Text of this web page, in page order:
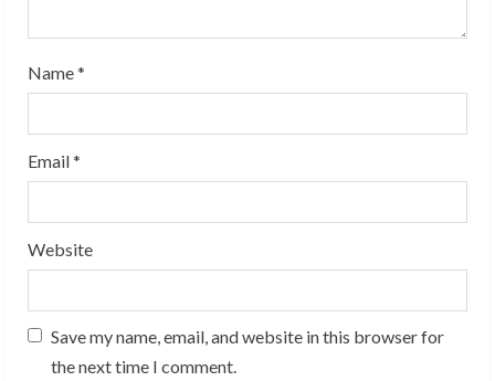
n
g
Name*
Email*
Website
Save my name, email, and website in this browser for
the next time I comment.